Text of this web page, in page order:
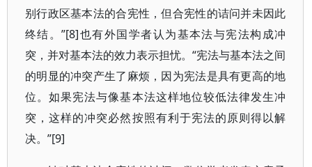
别行政区基本法的合宪性，但合宪性的诘问并未因此
终结。”[8]也有外国学者认为基本法与宪法构成冲
突，并对基本法的效力表示担忧。“宪法与基本法之间
的明显的冲突产生了麻烦，因为宪法是具有更高的地
位。如果宪法与像基本法这样地位较低法律发生冲
突，这样的冲突必然按照有利于宪法的原则得以解
决。”[9]